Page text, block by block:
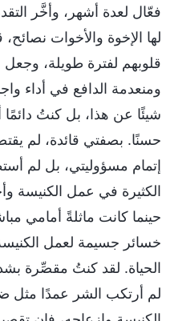
فعّال لعدة أشهر، وأخَّر
لها الإخوة والأخوات
قلوبهم لفترة طويلة، وجعل
ومنعدمة الدافع في أداء
شيئًا عن هذا، بل كنتُ دائمًا
حسنًا. بصفتي قائدة، لم
إتمام مسؤوليتي، بل لم
الكثيرة في عمل الكنيسة
حينما كانت ماثلةً أمامي
خسائر جسيمة لعمل
الحياة. لقد كنتُ مقصِّرة
لم أرتكب الشر عمدًا مثل